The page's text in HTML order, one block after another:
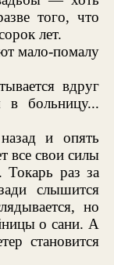
того, что
лет.
мало-помалу
вдруг
больницу...
и опять
все свои силы
раз за
слышится
но
о сани. А
становится